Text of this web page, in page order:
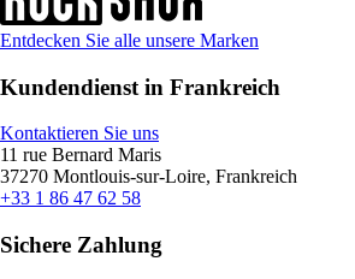
Entdecken Sie alle unsere Marken
Kundendienst in Frankreich
Kontaktieren Sie uns
11 rue Bernard Maris
37270 Montlouis-sur-Loire, Frankreich
+33 1 86 47 62 58
Sichere Zahlung